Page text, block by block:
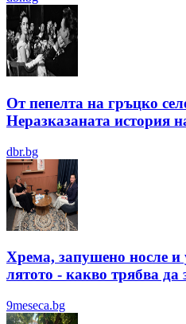
От пепелта на гръцко
Неразказаната история
dbr.bg
Хрема, запушено носле
лятотo - какво трябва да
9meseca.bg